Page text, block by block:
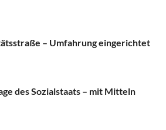
­– Umfahrung eingerichtet
des Sozialstaats – mit Mitteln